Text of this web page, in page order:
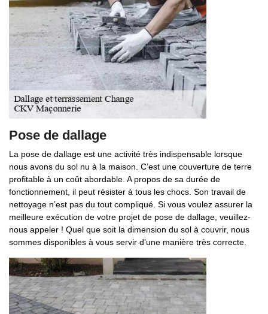
Pose de dallage
La pose de dallage est une activité très indispensable lorsque
nous avons du sol nu à la maison. C’est une couverture de terre
profitable à un coût abordable. A propos de sa durée de
fonctionnement, il peut résister à tous les chocs. Son travail de
nettoyage n’est pas du tout compliqué. Si vous voulez assurer la
meilleure exécution de votre projet de pose de dallage, veuillez-
nous appeler ! Quel que soit la dimension du sol à couvrir, nous
sommes disponibles à vous servir d’une manière très correcte.